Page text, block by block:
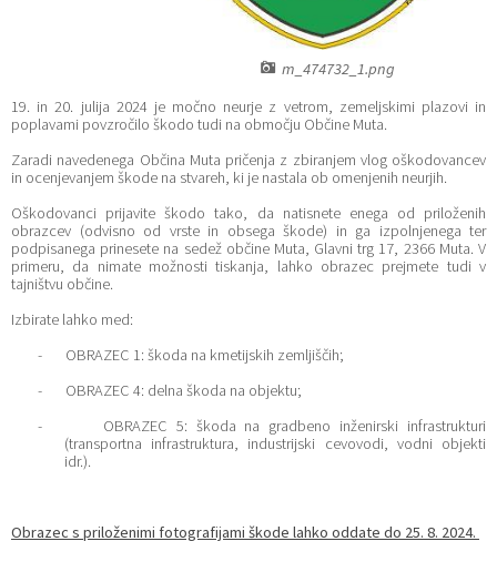
m_474732_1.png
19. in 20. julija 2024 je močno neurje z vetrom, zemeljskimi plazovi in
poplavami povzročilo škodo tudi na območju Občine Muta.
Zaradi navedenega Občina Muta pričenja z zbiranjem vlog oškodovancev
in ocenjevanjem škode na stvareh, ki je nastala ob omenjenih neurjih.
Oškodovanci prijavite škodo tako, da natisnete enega od priloženih
obrazcev (odvisno od vrste in obsega škode) in ga izpolnjenega ter
podpisanega prinesete na sedež občine Muta, Glavni trg 17, 2366 Muta. V
primeru, da nimate možnosti tiskanja, lahko obrazec prejmete tudi v
tajništvu občine.
Izbirate lahko med:
- OBRAZEC 1: škoda na kmetijskih zemljiščih;
- OBRAZEC 4: delna škoda na objektu;
- OBRAZEC 5: škoda na gradbeno inženirski infrastrukturi
(transportna infrastruktura, industrijski cevovodi, vodni objekti
idr.).
Obrazec s priloženimi fotografijami škode lahko oddate do 25. 8. 2024.